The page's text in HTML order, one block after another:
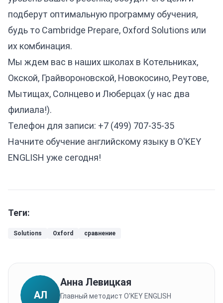
подберут оптимальную программу обучения,
будь то Cambridge Prepare, Oxford Solutions или
их комбинация.
Мы ждем вас в наших школах в Котельниках,
Окской, Грайвороновской, Новокосино, Реутове,
Мытищах, Солнцево и Люберцах (у нас два
филиала!).
Телефон для записи: +7 (499) 707-35-35
Начните обучение английскому языку в O'KEY
ENGLISH уже сегодня!
Теги:
Solutions Oxford сравнение
АЛ
Анна Левицкая
Главный методист O'KEY ENGLISH